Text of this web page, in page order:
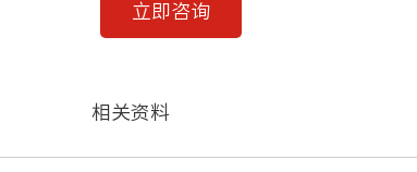
立即咨询
相关资料